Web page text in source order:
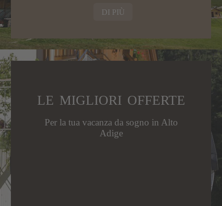
DI PIÙ
LE MIGLIORI OFFERTE
Per la tua vacanza da sogno in Alto
Adige